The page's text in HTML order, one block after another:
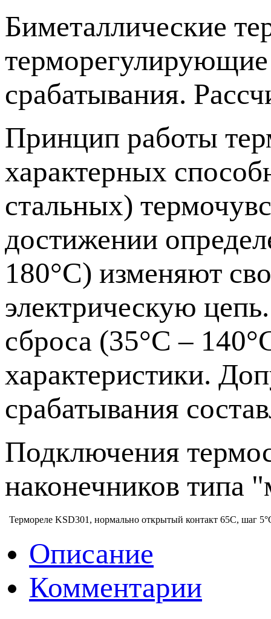
Биметаллические
терморегулирующие
срабатывания.
Принцип работы
характерных
стальных)
достижении
180°C) изменяют
электрическую
сброса (35°C –
характеристики.
срабатывания
Подключения
наконечников типа
Термореле KSD301, нормально открытый контакт 65С, шаг
Описание
Комментарии